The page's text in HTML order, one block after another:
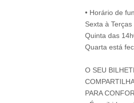
• Horário de
Sexta à
Quinta das
Quarta está
O SEU
PARA